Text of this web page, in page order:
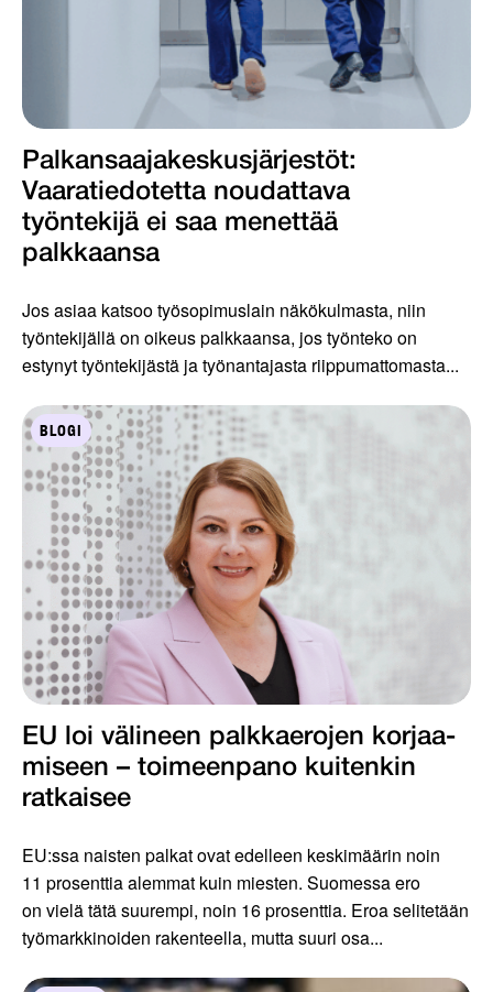
Palkansaajakeskus­järjestöt:
Vaaratiedotetta noudattava
työntekijä ei saa menettää
palkkaansa
Jos asiaa katsoo työsopimuslain näkökulmasta, niin
työntekijällä on oikeus palkkaansa, jos työnteko on
estynyt työntekijästä ja työnantajasta riippumattomasta...
BLOGI
EU loi välineen palkkaerojen korjaa­
miseen – toimeenpano kuiten­kin
ratkaisee
EU:ssa naisten palkat ovat edelleen keskimäärin noin
11 prosenttia alemmat kuin miesten. Suomessa ero
on vielä tätä suurempi, noin 16 prosenttia. Eroa selitetään
työmarkkinoiden rakenteella, mutta suuri osa...